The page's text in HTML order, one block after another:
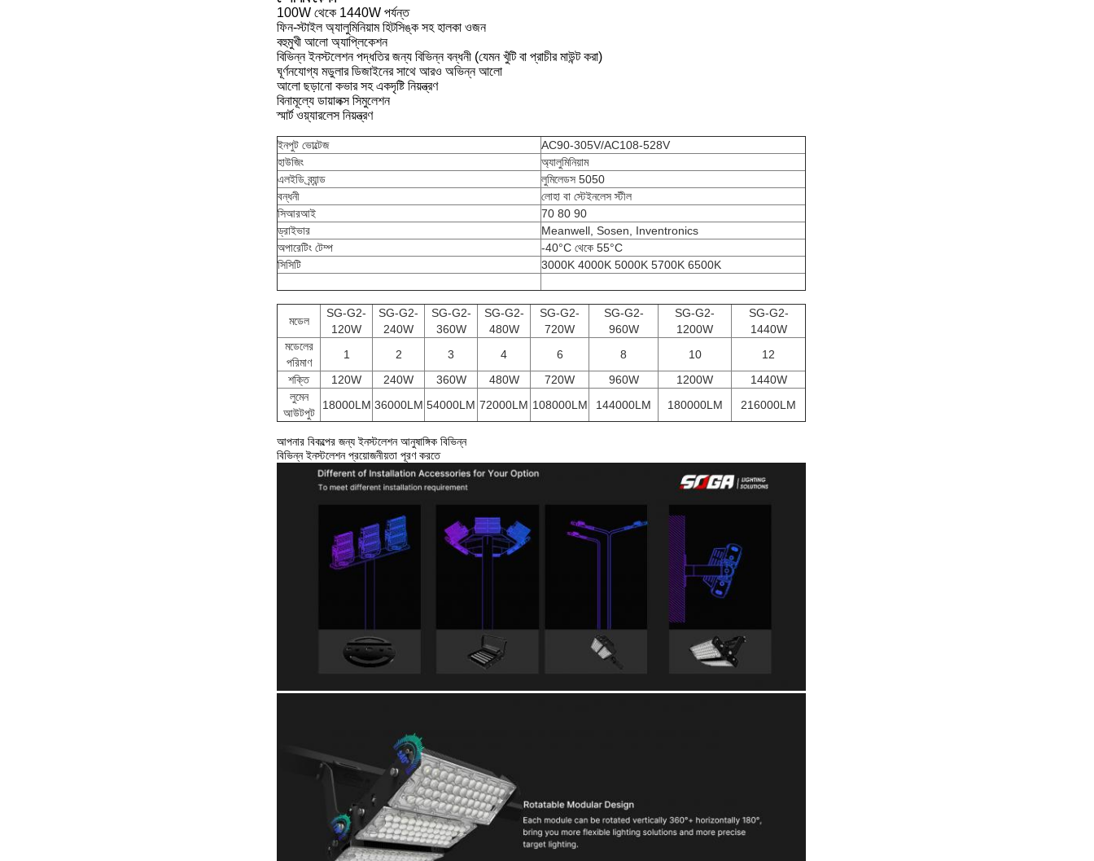
100W থেকে 1440W পর্যন্ত
ফিন-স্টাইল অ্যালুমিনিয়াম হিটসিঙ্ক সহ হালকা ওজন
বহুমুখী আলো অ্যাপ্লিকেশন
বিভিন্ন ইনস্টলেশন পদ্ধতির জন্য বিভিন্ন বন্ধনী (যেমন খুঁটি বা প্রাচীর মাউন্ট করা)
ঘূর্ণনযোগ্য মডুলার ডিজাইনের সাথে আরও অভিন্ন আলো
আলো ছড়ানো কভার সহ একদৃষ্টি নিয়ন্ত্রণ
বিনামূল্যে ডায়ালক্স সিমুলেশন
স্মার্ট ওয়্যারলেস নিয়ন্ত্রণ
ইনপুট ভোল্টেজ
AC90-305V/AC108-528V
হাউজিং
অ্যালুমিনিয়াম
এলইডি ব্র্যান্ড
লুমিলেডস 5050
বন্ধনী
লোহা বা স্টেইনলেস স্টীল
সিআরআই
70 80 90
ড্রাইভার
Meanwell, Sosen, Inventronics
অপারেটিং টেম্প
-40°C থেকে 55°C
সিসিটি
3000K 4000K 5000K 5700K 6500K
মডেল
SG-G2-
120W
SG-G2-
240W
SG-G2-
360W
SG-G2-
480W
SG-G2-
720W
SG-G2-
960W
SG-G2-
1200W
SG-G2-
1440W
মডেলের
পরিমাণ
1 2 3 4 6 8 10
12
শক্তি
120W 240W 360W 480W 720W 960W 1200W
1440W
লুমেন
আউটপুট
18000LM 36000LM 54000LM 72000LM 108000LM 144000LM 180000LM 216000LM
আপনার বিকল্পের জন্য ইনস্টলেশন আনুষাঙ্গিক বিভিন্ন
বিভিন্ন ইনস্টলেশন প্রয়োজনীয়তা পূরণ করতে